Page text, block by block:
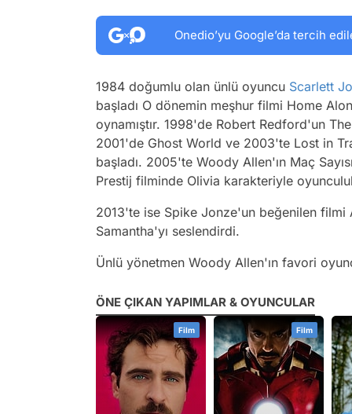
Onedio’yu Google’da tercih
1984 doğumlu olan ünlü oyuncu Scarlett
başladı O dönemin meşhur filmi Home
oynamıştır. 1998'de Robert Redford'un
2001'de Ghost World ve 2003'te Lost in
başladı. 2005'te Woody Allen'ın Maç
Prestij filminde Olivia karakteriyle
2013'te ise Spike Jonze'un beğenilen
Samantha'yı seslendirdi.
Ünlü yönetmen Woody Allen'ın favori
ÖNE ÇIKAN YAPIMLAR & OYUNCULAR
Film Film